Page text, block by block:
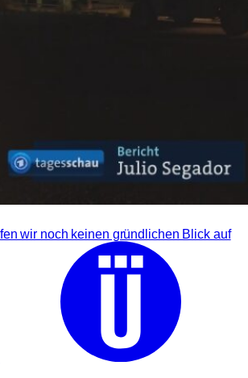
wir noch keinen gründlichen Blick auf